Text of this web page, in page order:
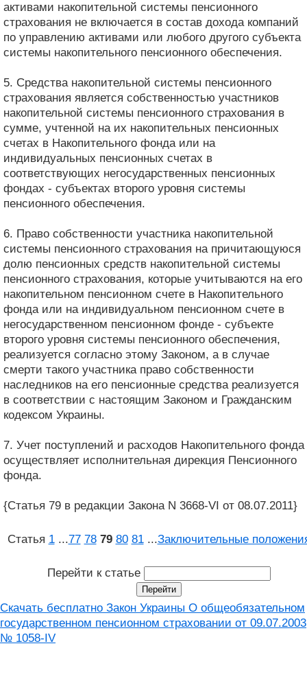
активами накопительной системы пенсионного
страхования не включается в состав дохода компаний
по управлению активами или любого другого субъекта
системы накопительного пенсионного обеспечения.
5. Средства накопительной системы пенсионного
страхования является собственностью участников
накопительной системы пенсионного страхования в
сумме, учтенной на их накопительных пенсионных
счетах в Накопительного фонда или на
индивидуальных пенсионных счетах в
соответствующих негосударственных пенсионных
фондах - субъектах второго уровня системы
пенсионного обеспечения.
6. Право собственности участника накопительной
системы пенсионного страхования на причитающуюся
долю пенсионных средств накопительной системы
пенсионного страхования, которые учитываются на его
накопительном пенсионном счете в Накопительного
фонда или на индивидуальном пенсионном счете в
негосударственном пенсионном фонде - субъекте
второго уровня системы пенсионного обеспечения,
реализуется согласно этому Законом, а в случае
смерти такого участника право собственности
наследников на его пенсионные средства реализуется
в соответствии с настоящим Законом и Гражданским
кодексом Украины.
7. Учет поступлений и расходов Накопительного фонда
осуществляет исполнительная дирекция Пенсионного
фонда.
{Статья 79 в редакции Закона N 3668-VI от 08.07.2011}
Статья 1 ...77 78 79 80 81 ...Заключительные
Перейти к статье
Скачать бесплатно Закон Украины О общеобязательном
государственном пенсионном страховании от 09.07.2003
№ 1058-IV